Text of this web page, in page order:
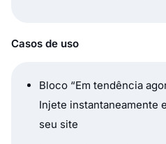
Casos de uso
Bloco “Em tendência
Injete instantaneamente
seu site